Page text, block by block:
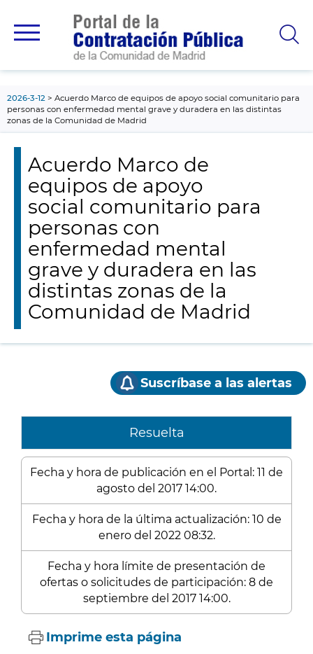
principal
2026-3-12
Acuerdo Marco de equipos de apoyo social comunitario para
personas con enfermedad mental grave y duradera en las distintas
zonas de la Comunidad de Madrid
Acuerdo Marco de
equipos de apoyo
social comunitario para
personas con
enfermedad mental
grave y duradera en las
distintas zonas de la
Comunidad de Madrid
Suscríbase a las alertas
Resuelta
Fecha y hora de publicación en el Portal: 11 de
agosto del 2017 14:00.
Fecha y hora de la última actualización: 10 de
enero del 2022 08:32.
Fecha y hora límite de presentación de
ofertas o solicitudes de participación: 8 de
septiembre del 2017 14:00.
Imprime esta página